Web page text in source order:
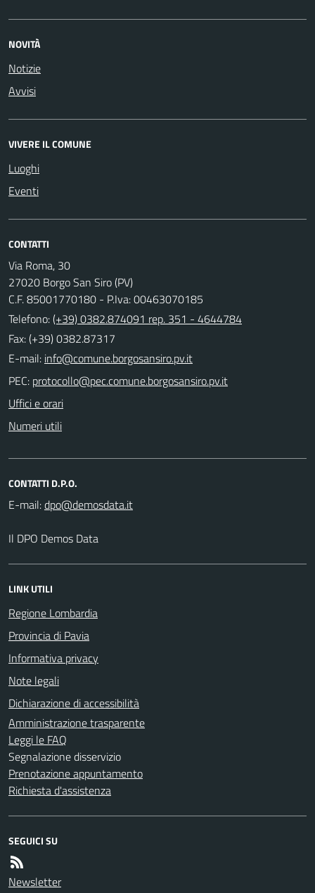
NOVITÀ
Notizie
Avvisi
VIVERE IL COMUNE
Luoghi
Eventi
CONTATTI
Via Roma, 30
27020 Borgo San Siro (PV)
C.F. 85001770180 - P.Iva: 00463070185
Telefono:(+39) 0382.874091 rep. 351 - 4644784
Fax: (+39) 0382.87317
E-mail:
PEC:
Uffici e orari
Numeri utili
CONTATTI D.P.O.
E-mail:
Il DPO Demos Data
LINK UTILI
Regione Lombardia
Provincia di Pavia
Informativa privacy
Note legali
Dichiarazione di accessibilità
Amministrazione trasparente
Leggi le FAQ
Segnalazione disservizio
Prenotazione appuntamento
Richiesta d'assistenza
SEGUICI SU
Newsletter